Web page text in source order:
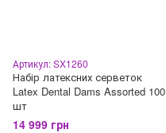
Артикул: SX1260
Набір латексних серветок
Latex Dental Dams Assorted 100
шт
14 999 грн